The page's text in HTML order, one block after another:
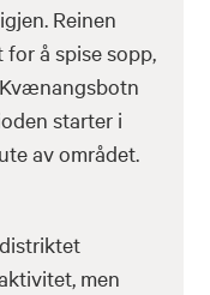
Reinen
å spise sopp,
starter i
av området.
men